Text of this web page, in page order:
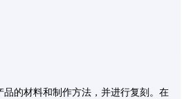
品的材料和制作方法，并进行复刻。在